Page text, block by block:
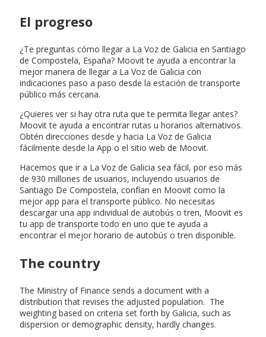
El progreso
¿Te preguntas cómo llegar a La Voz de Galicia en Santiago
de Compostela, España? Moovit te ayuda a encontrar la
mejor manera de llegar a La Voz de Galicia con
indicaciones paso a paso desde la estación de transporte
público más cercana.
¿Quieres ver si hay otra ruta que te permita llegar antes?
Moovit te ayuda a encontrar rutas u horarios alternativos.
Obtén direcciones desde y hacia La Voz de Galicia
fácilmente desde la App o el sitio web de Moovit.
Hacemos que ir a La Voz de Galicia sea fácil, por eso más
de 930 millones de usuarios, incluyendo usuarios de
Santiago De Compostela, confían en Moovit como la
mejor app para el transporte público. No necesitas
descargar una app individual de autobús o tren, Moovit es
tu app de transporte todo en uno que te ayuda a
encontrar el mejor horario de autobús o tren disponible.
The country
The Ministry of Finance sends a document with a
distribution that revises the adjusted population. The
weighting based on criteria set forth by Galicia, such as
dispersion or demographic density, hardly changes.